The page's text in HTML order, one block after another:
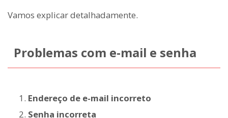
Vamos explicar detalhadamente.
Problemas com e-mail e senha
Endereço de e-mail incorreto
Senha incorreta